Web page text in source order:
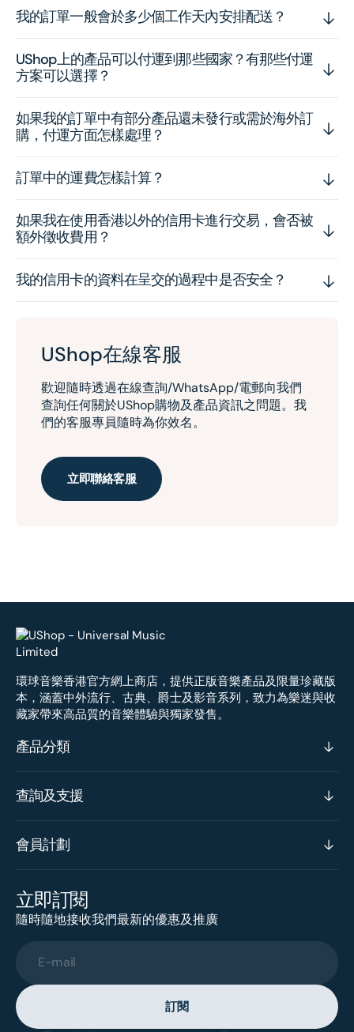
我的訂單一般會於多少個工作天內安排配送？
UShop上的產品可以付運到那些國家？有那些付運
方案可以選擇？
如果我的訂單中有部分產品還未發行或需於海外訂
購，付運方面怎樣處理？
訂單中的運費怎樣計算？
如果我在使用香港以外的信用卡進行交易，會否被
額外徵收費用？
我的信用卡的資料在呈交的過程中是否安全？
UShop在線客服
歡迎隨時透過在線查詢/WhatsApp/電郵向我們
查詢任何關於UShop購物及產品資訊之問題。我
們的客服專員隨時為你效名。
立即聯絡客服
環球音樂香港官方網上商店，提供正版音樂產品及限量珍藏版
本，涵蓋中外流行、古典、爵士及影音系列，致力為樂迷與收
藏家帶來高品質的音樂體驗與獨家發售。
產品分類
查詢及支援
會員計劃
立即訂閱
隨時隨地接收我們最新的優惠及推廣
E-mail
訂閱